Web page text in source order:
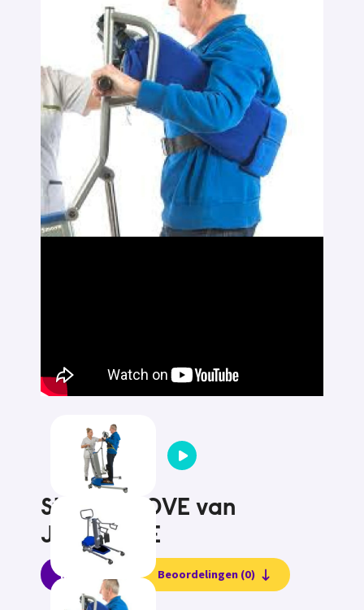
Stalift SMOVE van
JOYinCARE
Informatie Beoordelingen (0)